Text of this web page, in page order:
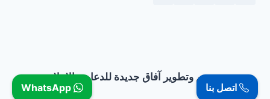
تصميم وتطوير آفاق جديدة للدعاية والإعلان
اتصل بنا